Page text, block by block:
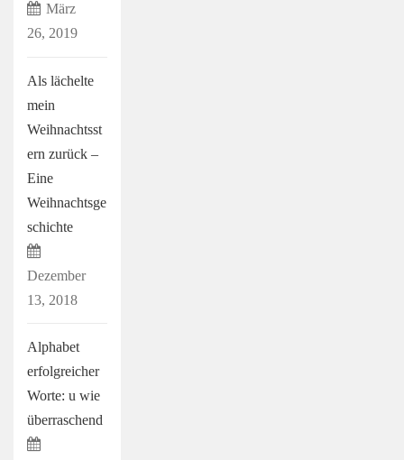
März
26, 2019
Als lächelte
mein
Weihnachtsst
ern zurück –
Eine
Weihnachtsge
schichte
Dezember
13, 2018
Alphabet
erfolgreicher
Worte: u wie
überraschend